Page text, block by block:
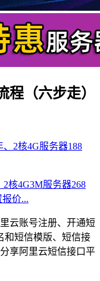
程（六步走）
2核4G服务器188
核4G3M服务器268
价...
云账号注册、开通短
和短信模版、短信接
享阿里云短信接口平